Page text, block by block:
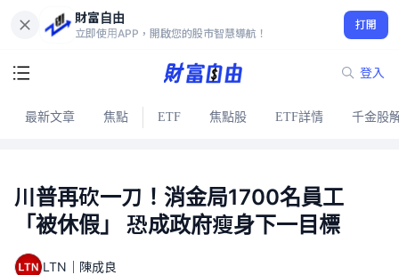
財富自由
立即使用APP，開啟您的股市智慧導航！
打開
登入
最新文章 焦點 ETF 焦點股 ETF詳情 千金股
川普再砍一刀！消金局1700名員工
「被休假」 恐成政府瘦身下一目標
LTN｜陳成良